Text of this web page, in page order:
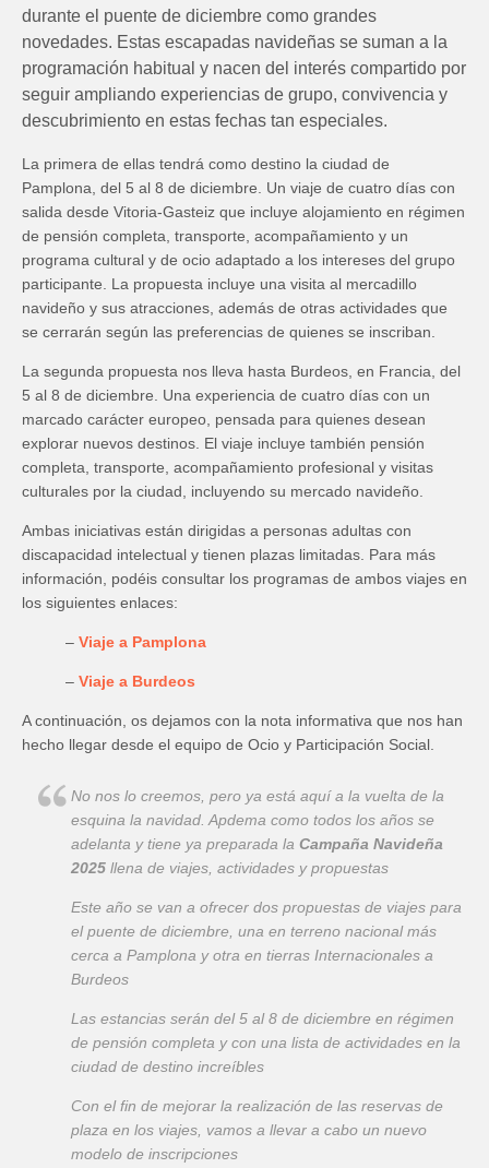
durante el puente de diciembre como grandes
novedades. Estas escapadas navideñas se suman a la
programación habitual y nacen del interés compartido por
seguir ampliando experiencias de grupo, convivencia y
descubrimiento en estas fechas tan especiales.
La primera de ellas tendrá como destino la ciudad de
Pamplona, del 5 al 8 de diciembre. Un viaje de cuatro días con
salida desde Vitoria-Gasteiz que incluye alojamiento en régimen
de pensión completa, transporte, acompañamiento y un
programa cultural y de ocio adaptado a los intereses del grupo
participante. La propuesta incluye una visita al mercadillo
navideño y sus atracciones, además de otras actividades que
se cerrarán según las preferencias de quienes se inscriban.
La segunda propuesta nos lleva hasta Burdeos, en Francia, del
5 al 8 de diciembre. Una experiencia de cuatro días con un
marcado carácter europeo, pensada para quienes desean
explorar nuevos destinos. El viaje incluye también pensión
completa, transporte, acompañamiento profesional y visitas
culturales por la ciudad, incluyendo su mercado navideño.
Ambas iniciativas están dirigidas a personas adultas con
discapacidad intelectual y tienen plazas limitadas. Para más
información, podéis consultar los programas de ambos viajes en
los siguientes enlaces:
– Viaje a Pamplona
– Viaje a Burdeos
A continuación, os dejamos con la nota informativa que nos han
hecho llegar desde el equipo de Ocio y Participación Social.
No nos lo creemos, pero ya está aquí a la vuelta de la
esquina la navidad. Apdema como todos los años se
adelanta y tiene ya preparada la Campaña Navideña
2025 llena de viajes, actividades y propuestas
Este año se van a ofrecer dos propuestas de viajes para
el puente de diciembre, una en terreno nacional más
cerca a Pamplona y otra en tierras Internacionales a
Burdeos
Las estancias serán del 5 al 8 de diciembre en régimen
de pensión completa y con una lista de actividades en la
ciudad de destino increíbles
Con el fin de mejorar la realización de las reservas de
plaza en los viajes, vamos a llevar a cabo un nuevo
modelo de inscripciones